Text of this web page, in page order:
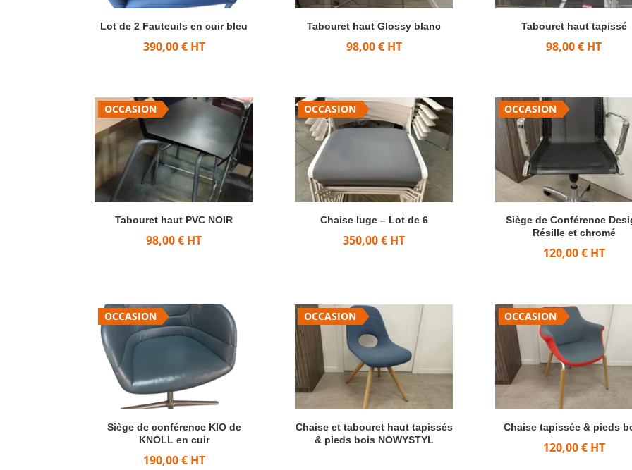
Lot de 2 Fauteuils en cuir bleu
390,00€ HT
Tabouret haut Glossy blanc
98,00€ HT
Tabouret haut tapissé
98,00€ HT
OCCASION
Tabouret haut PVC NOIR
98,00€ HT
OCCASION
Chaise luge – Lot de 6
350,00€ HT
OCCASION
Siège de Conférence
Résille et chromé
120,00€ HT
OCCASION
Siège de conférence KIO de
KNOLL en cuir
190,00€ HT
OCCASION
Chaise et tabouret haut tapissés
& pieds bois NOWYSTYL
OCCASION
Chaise tapissée & pieds
120,00€ HT